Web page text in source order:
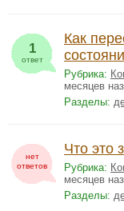
1
ответ
Как
Рубрика:
месяцев
Разделы:
нет
ответов
Что это
Рубрика:
месяцев
Разделы: